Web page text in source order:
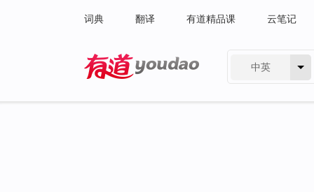
词典 翻译 有道精品课 云笔记
中英